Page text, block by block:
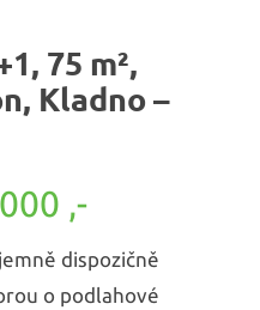
75 m²,
Kladno –
,-
dispozičně
o podlahové